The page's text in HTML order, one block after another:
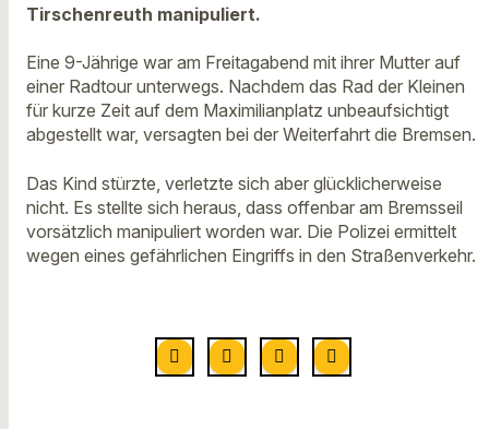
Tirschenreuth manipuliert.
Eine 9-Jährige war am Freitagabend mit ihrer Mutter auf
einer Radtour unterwegs. Nachdem das Rad der Kleinen
für kurze Zeit auf dem Maximilianplatz unbeaufsichtigt
abgestellt war, versagten bei der Weiterfahrt die Bremsen.
Das Kind stürzte, verletzte sich aber glücklicherweise
nicht. Es stellte sich heraus, dass offenbar am Bremsseil
vorsätzlich manipuliert worden war. Die Polizei ermittelt
wegen eines gefährlichen Eingriffs in den Straßenverkehr.